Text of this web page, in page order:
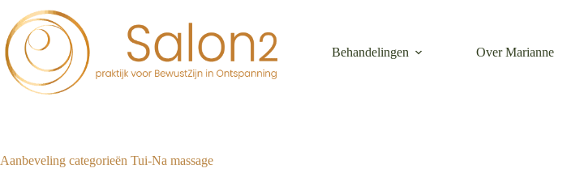
naar
de
inhoud
Behandelingen Over Marianne
Aanbeveling categorieën Tui-Na massage